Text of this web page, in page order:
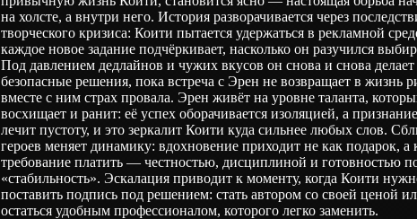
на холсте, а внутри него. История разворачивается через
творческого кризиса: Коити пытается удержаться в рекламной
каждое новое задание подчёркивает, насколько он разучился
Под давлением дедлайнов и чужих вкусов он снова и снова делает
безопасные решения, пока встреча с Эрен не возвращает в жизнь
вместе с ним страх провала. Эрен живёт на уровне таланта,
восхищает и ранит: её успех оборачивается изоляцией, а
лечит пустоту, и это зеркалит Коити куда сильнее любых слов.
героев меняет динамику: вдохновение приходит не как подарок, а
требование платить — честностью, дисциплиной и готовностью
«стабильность». Эскалация приводит к моменту, когда Коити
поставить подпись под решением: стать автором со своей ценой
остаться удобным профессионалом, которого легко заменить.